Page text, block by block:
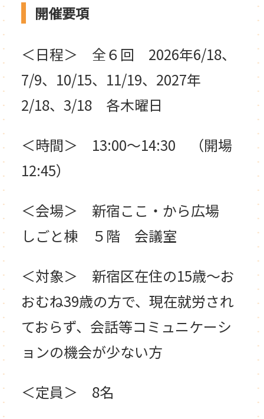
開催要項
＜日程＞ 全６回 2026年6/18、
7/9、10/15、11/19、2027年
2/18、3/18 各木曜日
＜時間＞ 13:00～14:30 （開場
12:45）
＜会場＞ 新宿ここ・から広場
しごと棟 ５階 会議室
＜対象＞ 新宿区在住の15歳～お
おむね39歳の方で、現在就労され
ておらず、会話等コミュニケーシ
ョンの機会が少ない方
＜定員＞ 8名